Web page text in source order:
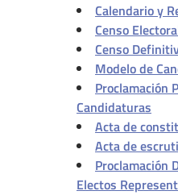
Calendario y
Censo
Censo
Modelo de
Proclamación
Candidaturas
Acta de
Acta de
Proclamación
Electos